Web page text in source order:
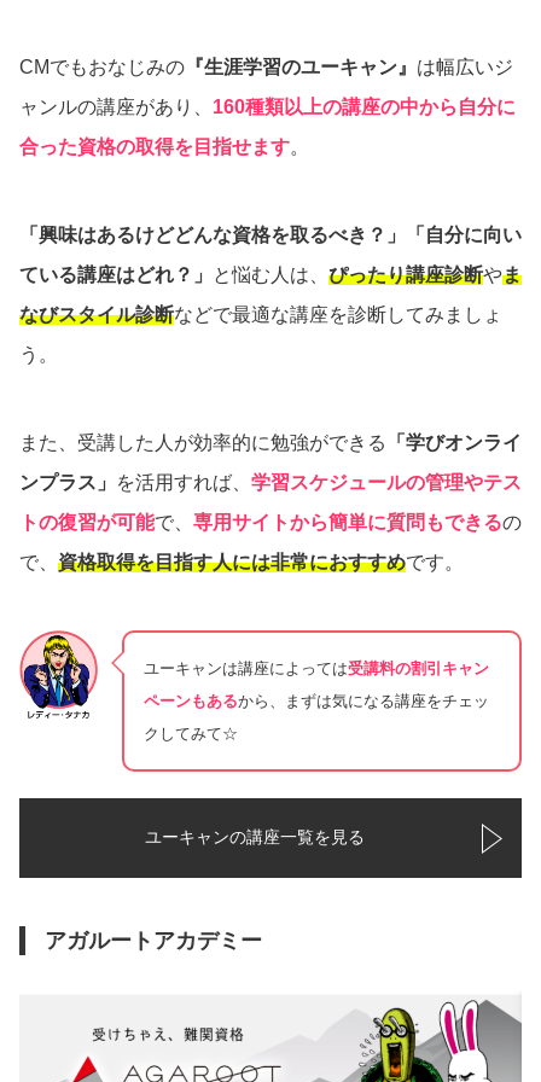
CMでもおなじみの 『生涯学習のユーキャン』 は幅広いジ
ャンルの講座があり、 160種類以上の講座の中から自分に
合った資格の取得を目指せます。
「興味はあるけどどんな資格を取るべき？」「自分に向い
ている講座はどれ？」
と悩む人は、 ぴったり講座診断やま
なびスタイル診断などで最適な講座を診断してみましょ
う。
また、受講した人が効率的に勉強ができる
「学びオンライ
ンプラス」
を活用すれば、 学習スケジュールの管理やテス
トの復習が可能で、 専用サイトから簡単に質問もできるの
で、 資格取得を目指す人には非常におすすめです。
ユーキャンは講座によっては受講料の割引キャン
ペーンもあるから、まずは気になる講座をチェッ
クしてみて☆
ユーキャンの講座一覧を見る
アガルートアカデミー